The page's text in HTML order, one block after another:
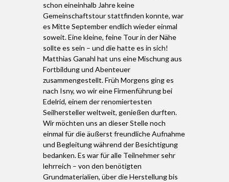
schon eineinhalb Jahre keine
Gemeinschaftstour stattfinden konnte, war
es Mitte September endlich wieder einmal
soweit. Eine kleine, feine Tour in der Nähe
sollte es sein – und die hatte es in sich!
Matthias Ganahl hat uns eine Mischung aus
Fortbildung und Abenteuer
zusammengestellt. Früh Morgens ging es
nach Isny, wo wir eine Firmenführung bei
Edelrid, einem der renomiertesten
Seilhersteller weltweit, genießen durften.
Wir möchten uns an dieser Stelle noch
einmal für die äußerst freundliche Aufnahme
und Begleitung während der Besichtigung
bedanken. Es war für alle Teilnehmer sehr
lehrreich – von den benötigten
Grundmaterialien, über die Herstellung bis